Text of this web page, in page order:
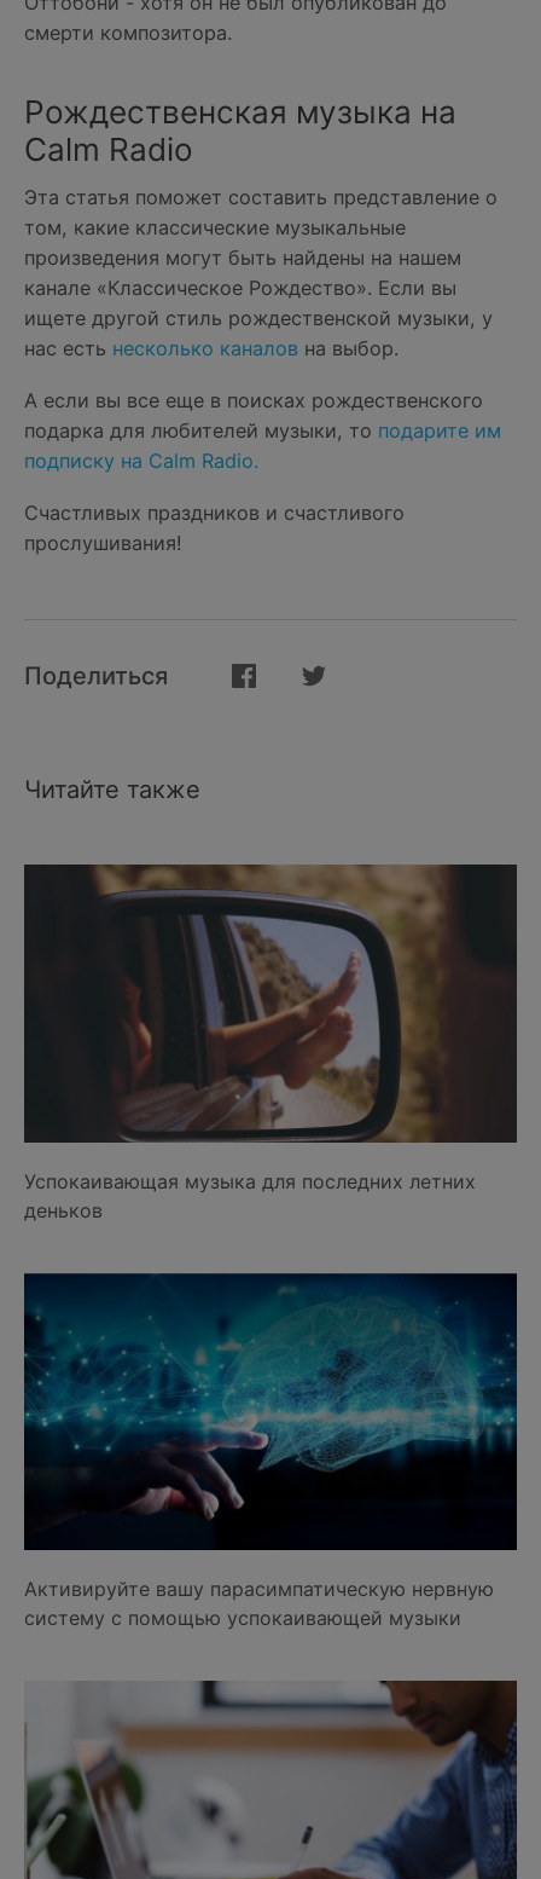
смерти композитора.
Рождественская музыка на
Calm Radio
Эта статья поможет составить представление о
том, какие классические музыкальные
произведения могут быть найдены на нашем
канале «Классическое Рождество». Если вы
ищете другой стиль рождественской музыки, у
нас есть несколько каналов на выбор.
А если вы все еще в поисках рождественского
подарка для любителей музыки, то подарите им
подписку на Calm Radio.
Счастливых праздников и счастливого
прослушивания!
Поделиться
Читайте также
Успокаивающая музыка для последних летних
деньков
Активируйте вашу парасимпатическую нервную
систему с помощью успокаивающей музыки